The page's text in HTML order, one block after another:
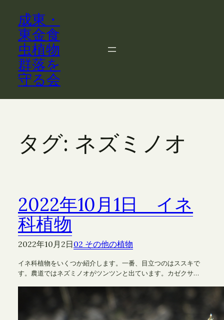
成東・
東金食
虫植物
群落を
守る会
タグ: ネズミノオ
2022年10月1日 イネ
科植物
2022年10月2日02 その他の植物
イネ科植物をいくつか紹介します。一番、目立つのはススキで
す。農道ではネズミノオがツンツンと出ています。カゼクサ…